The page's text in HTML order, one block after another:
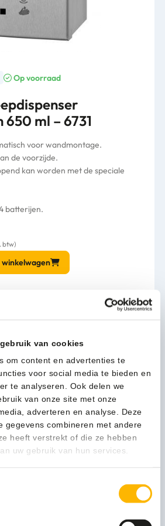
van cookies
om content en advertenties te
voor social media te bieden en
te analyseren. Ook delen we
van onze site met onze
adverteren en analyse. Deze
gegevens combineren met andere
heeft verstrekt of die ze hebben
uw gebruik van hun services.
Op voorraad
ml – 6731
voor wandmontage.
de voorzijde.
kan worden met de speciale
batterijen.
btw)
winkelwagen
op
met schone handen het toilet te
zeepdispenser een